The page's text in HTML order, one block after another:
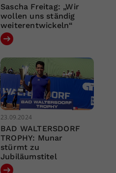
Sascha Freitag: „Wir
wollen uns ständig
weiterentwickeln“
23.09.2024
BAD WALTERSDORF
TROPHY: Munar
stürmt zu
Jubiläumstitel